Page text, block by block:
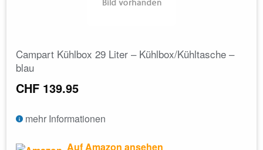
Campart Kühlbox 29 Liter – Kühlbox/Kühltasche –
blau
CHF 139.95
mehr Informationen
Auf Amazon ansehen